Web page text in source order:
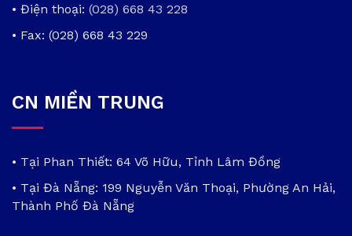
• Điện thoại: (028) 668 43 228
• Fax: (028) 668 43 229
CN MIỀN TRUNG
• Tại Phan Thiết: 64 Võ Hữu, Tỉnh Lâm Đồng
• Tại Đà Nẵng: 199 Nguyễn Văn Thoại, Phường An Hải,
Thành Phố Đà Nẵng